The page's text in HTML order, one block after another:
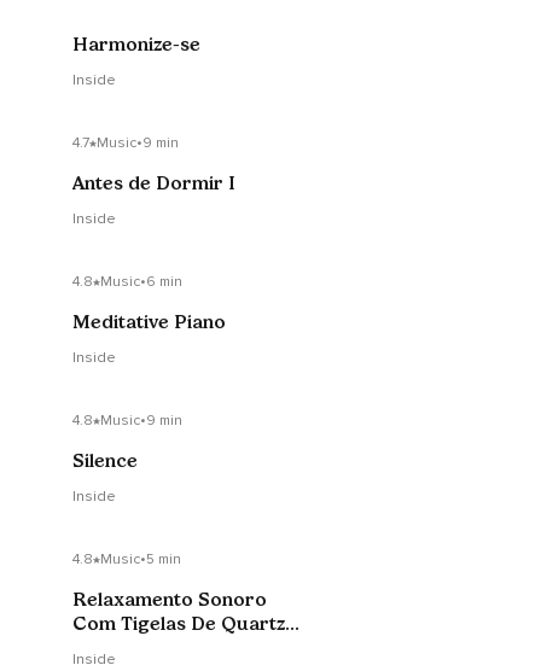
Harmonize-se
Inside
4.7 Music•9 min
Antes de Dormir I
Inside
4.8 Music•6 min
Meditative Piano
Inside
4.8 Music•9 min
Silence
Inside
4.8 Music•5 min
Relaxamento Sonoro
Com Tigelas De Quartzo
Inside